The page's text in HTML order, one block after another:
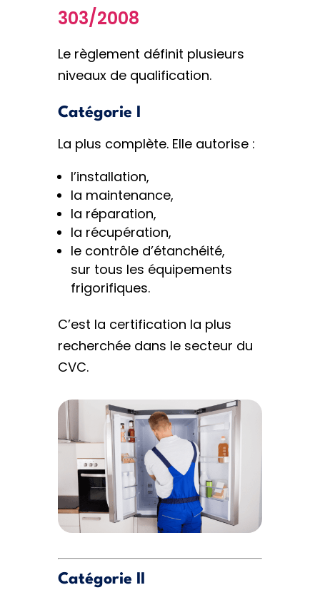
303/2008
Le règlement définit plusieurs
niveaux de qualification.
Catégorie I
La plus complète. Elle autorise :
l’installation,
la maintenance,
la réparation,
la récupération,
le contrôle d’étanchéité,
sur tous les équipements
frigorifiques.
C’est la certification la plus
recherchée dans le secteur du
CVC.
Catégorie II